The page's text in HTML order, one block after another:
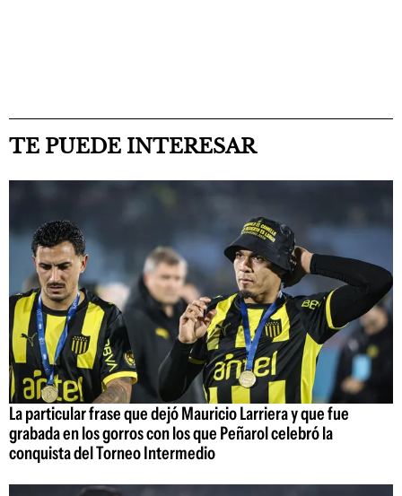
TE PUEDE INTERESAR
La particular frase que dejó Mauricio Larriera y que fue
grabada en los gorros con los que Peñarol celebró la
conquista del Torneo Intermedio